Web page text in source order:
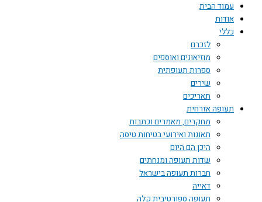
עמוד הבית
אודות
כללי
לזכרם
מוזיאונים ואוספים
ספרות תעופתית
שירים
תאריכים
תעופה אזרחית
מחקרים, מאמרים וכתבות
תאונות ואירועי בטיחות טיסה
היכן הם היום
שדות תעופה ומנחתים
חברות תעופה בישראל
דאייה
תעופה ספורטיבית קלה